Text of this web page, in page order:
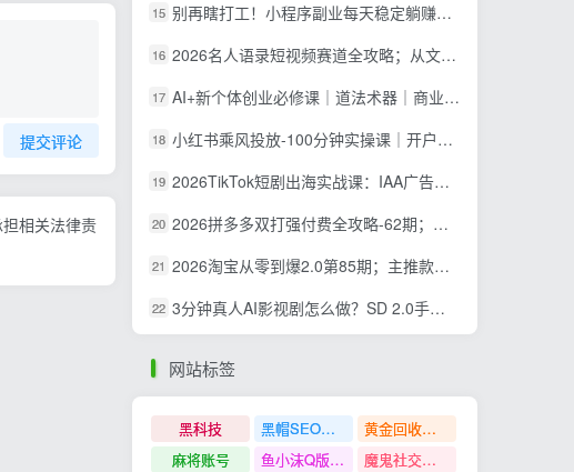
提交评论
相关法律责
15 别再瞎打工！小程序副业每天稳定躺赚200+
16 2026名人语录短视频赛道全攻略；从文案撰写到声音克隆部署，系统掌握涨粉变现双赢制作技术
17 AI+新个体创业必修课｜道法术器｜商业逻辑·小红书流量·AI智能体｜低成本打造个人变现小生意全套教学
18 小红书乘风投放-100分钟实操课｜开户返点·标准投搭建·莱卡定向，新店建模撬动笔记自然流量全套教学
19 2026TikTok短剧出海实战课：IAA广告分账×IAP付费变现×账号搭建×平台规则×双轨爆发×回款全流程
20 2026拼多多双打强付费全攻略-62期；成本推广加托管双剑合璧，系统讲解7种付费玩法优劣势与选择策略
21 2026淘宝从零到爆2.0第85期；主推款五项高权重初始设置，改销量评晒秒单快速破零积累基础权重
22 3分钟真人AI影视剧怎么做？SD 2.0手把手完整制作流程｜Higgsfield 14天SD 2.0/2.5无限生成
网站标签
黑科技 黑帽SEO案例分析
黄金回收奢侈品
麻将账号
鱼小沫Q版人物团练课
魔鬼社交实战课全套课程